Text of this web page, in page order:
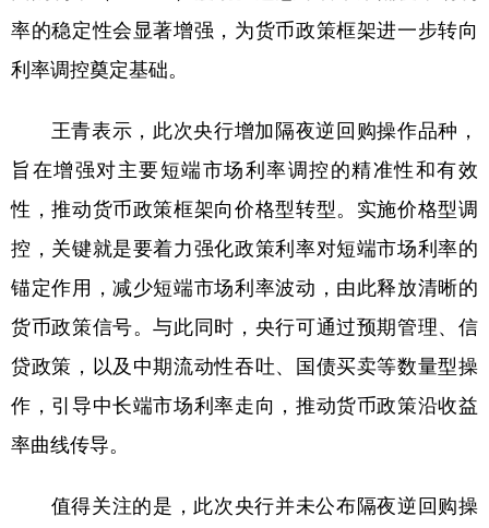
文化产业
地方频道
北京 天津 河北 山西
辽宁 吉林 上海 江苏
浙江 安徽 福建 江西
山东 河南 湖北 湖南
四川 贵州 云南 西藏
陕西
率的稳定性会显著增强，为货币政策框架进一步转向
利率调控奠定基础。
王青表示，此次央行增加隔夜逆回购操作品种，
旨在增强对主要短端市场利率调控的精准性和有效
性，推动货币政策框架向价格型转型。实施价格型调
控，关键就是要着力强化政策利率对短端市场利率的
锚定作用，减少短端市场利率波动，由此释放清晰的
货币政策信号。与此同时，央行可通过预期管理、信
贷政策，以及中期流动性吞吐、国债买卖等数量型操
作，引导中长端市场利率走向，推动货币政策沿收益
率曲线传导。
值得关注的是，此次央行并未公布隔夜逆回购操